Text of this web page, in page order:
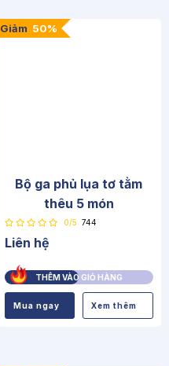
Giảm 50%
Bộ ga phủ lụa tơ tằm
thêu 5 món
0/5 744
Liên hệ
THÊM VÀO GIỎ HÀNG
Mua ngay Xem thêm